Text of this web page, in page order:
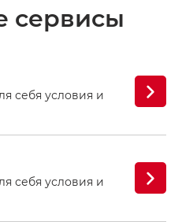
сервисы
себя условия и
себя условия и